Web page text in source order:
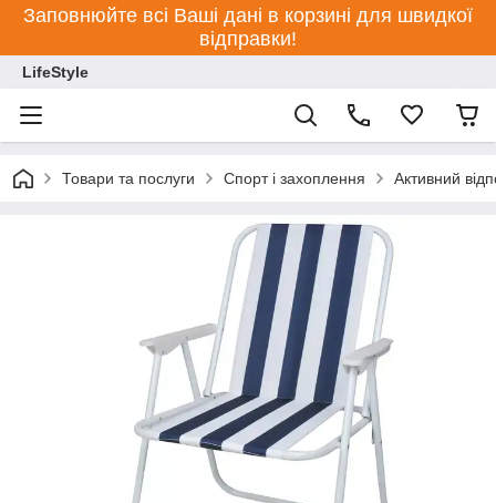
Заповнюйте всі Ваші дані в корзині для швидкої
відправки!
LifeStyle
Товари та послуги Спорт і захоплення Активний